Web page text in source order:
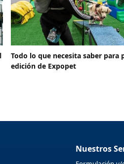
Todo lo que necesita saber para
edición de Expopet
Nuestros